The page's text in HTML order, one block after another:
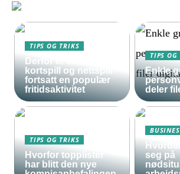
TIPS OG TRIKS
Derfor er enkle
kortspill og nettspill
fortsatt en populær
fritidsaktivitet
TIPS OG
Enkle
deler
TIPS OG TRIKS
Hvorfor topplister
har blitt den nye
seg på